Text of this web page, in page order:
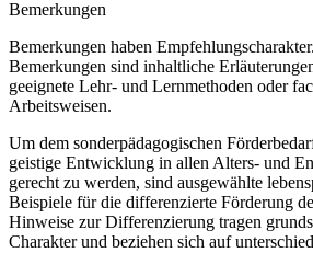
Bemerkungen
Bemerkungen haben
Bemerkungen sind inhaltliche
geeignete Lehr- und Lernmethoden oder
Arbeitsweisen.
Um dem sonderpädagogischen
geistige Entwicklung in allen Alters- und
gerecht zu werden, sind ausgewählte
Beispiele für die differenzierte Förderung
Hinweise zur Differenzierung tragen
Charakter und beziehen sich auf